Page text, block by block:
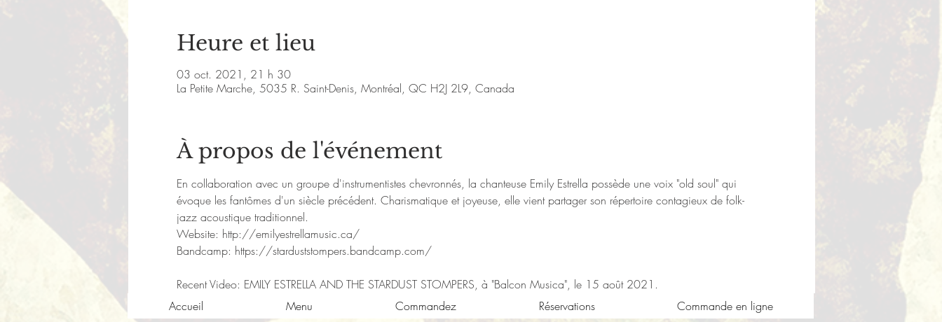
Heure et lieu
03 oct. 2021, 21 h 30
La Petite Marche, 5035 R. Saint-Denis, Montréal, QC H2J 2L9, Canada
À propos de l'événement
En collaboration avec un groupe d'instrumentistes chevronnés, la chanteuse Emily Estrella possède une voix "old soul" qui
évoque les fantômes d'un siècle précédent. Charismatique et joyeuse, elle vient partager son répertoire contagieux de folk-
jazz acoustique traditionnel.
Website: http://emilyestrellamusic.ca/
Bandcamp: https://starduststompers.bandcamp.com/
Recent Video: EMILY ESTRELLA AND THE STARDUST STOMPERS, à "Balcon Musica", le 15 août 2021.
Accueil
Menu Commandez Réservations Commande en ligne